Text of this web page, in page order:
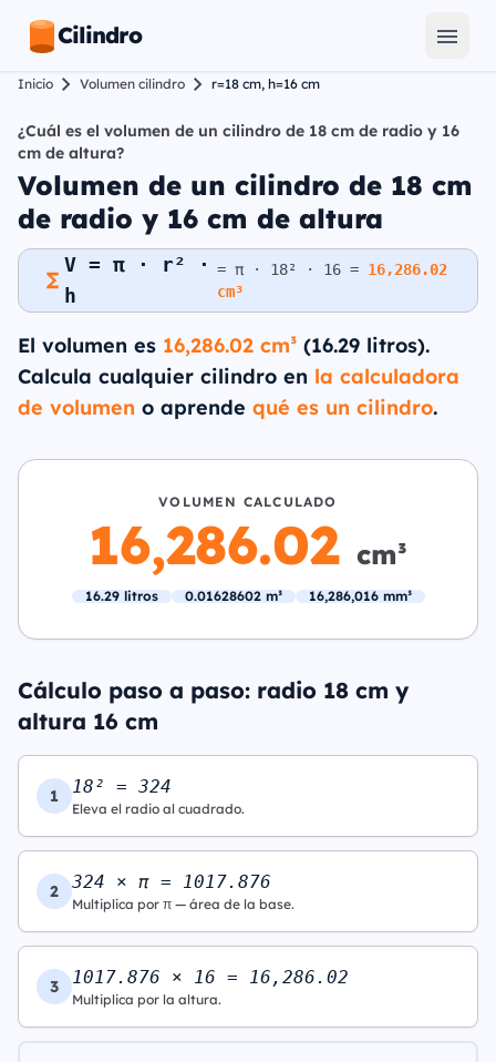
Cilindro
Inicio Volumen cilindro r=18 cm, h=16 cm
¿Cuál es el volumen de un cilindro de 18 cm de radio y 16
cm de altura?
Volumen de un cilindro de 18 cm
de radio y 16 cm de altura
V = π · r² ·
h
= π · 18² · 16 = 16,286.02
cm³
El volumen es 16,286.02 cm³ (16.29 litros).
Calcula cualquier cilindro en la calculadora
de volumen o aprende qué es un cilindro.
VOLUMEN CALCULADO
16,286.02 cm³
16.29 litros 0.01628602 m³ 16,286,016 mm³
Cálculo paso a paso: radio 18 cm y
altura 16 cm
1 18² = 324
Eleva el radio al cuadrado.
2 324 × π = 1017.876
Multiplica por π — área de la base.
3 1017.876 × 16 = 16,286.02
Multiplica por la altura.